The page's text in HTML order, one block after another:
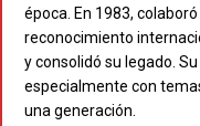
época. En 1983, colaboró
reconocimiento
y consolidó su legado.
especialmente con
una generación.